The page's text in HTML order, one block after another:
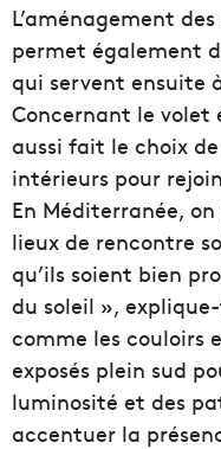
L’aménagement
permet également
qui servent ensuite
Concernant le volet
aussi fait le choix
intérieurs pour
En Méditerranée,
lieux de rencontre
qu’ils soient bien
du soleil »,
comme les couloirs
exposés plein sud
luminosité et des
accentuer la